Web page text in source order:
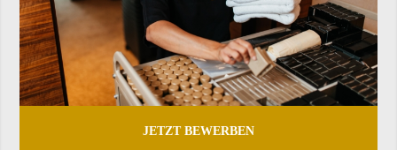
JETZT BEWERBEN